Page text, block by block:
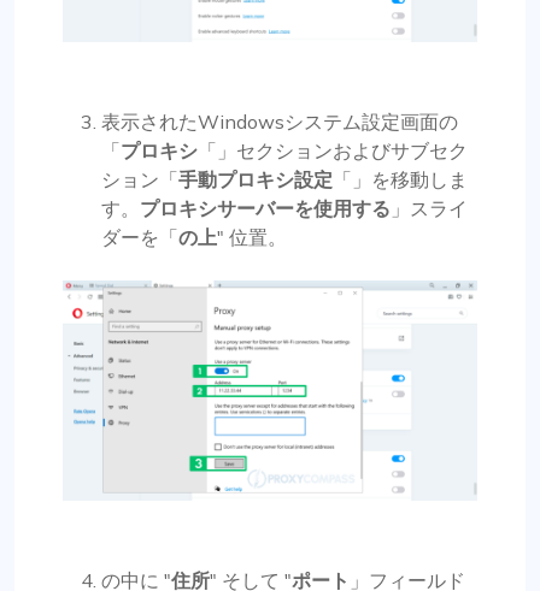
表示されたWindowsシステム設定画面の
「プロキシ 「」セクションおよびサブセク
ション「手動プロキシ設定 「」を移動しま
す。 プロキシサーバーを使用する 」スライ
ダーを「の上" 位置。
の中に "住所" そして "ポート 」フィールド